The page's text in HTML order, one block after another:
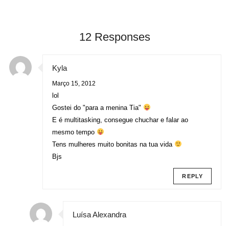
12 Responses
Kyla
Março 15, 2012
lol
Gostei do "para a menina Tia"
E é multitasking, consegue chuchar e falar ao
mesmo tempo
Tens mulheres muito bonitas na tua vida
Bjs
REPLY
Luísa Alexandra